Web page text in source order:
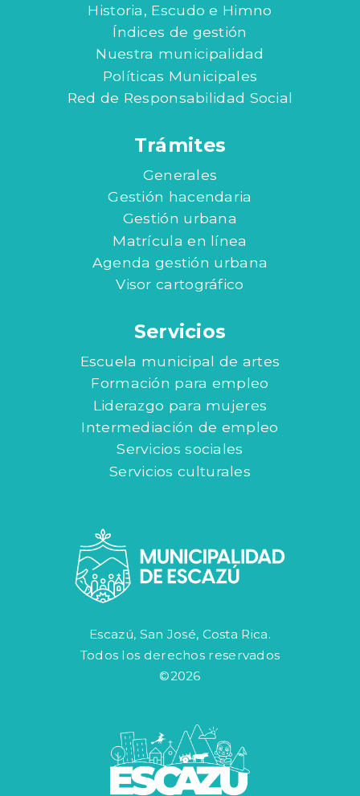
Historia, Escudo e Himno
Índices de gestión
Nuestra municipalidad
Políticas Municipales
Red de Responsabilidad Social
Trámites
Generales
Gestión hacendaria
Gestión urbana
Matrícula en línea
Agenda gestión urbana
Visor cartográfico
Servicios
Escuela municipal de artes
Formación para empleo
Liderazgo para mujeres
Intermediación de empleo
Servicios sociales
Servicios culturales
Escazú, San José, Costa Rica.
Todos los derechos reservados
©2026